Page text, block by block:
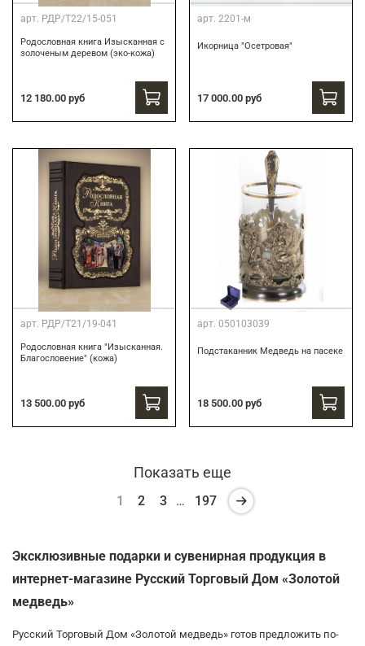
арт. РДР/Т22/15-051
Родословная книга Изысканная с
золоченым деревом (эко-кожа)
12 180.00 руб
арт. 2201-м
Икорница "Осетровая"
17 000.00 руб
арт. РДР/Т21/19-041
Родословная книга "Изысканная.
Благословение" (кожа)
13 500.00 руб
арт. 050103039
Подстаканник Медведь на пасеке
18 500.00 руб
Показать еще
1 2 3 … 197
Эксклюзивные подарки и сувенирная продукция в
интернет-магазине Русский Торговый Дом «Золотой
медведь»
Русский Торговый Дом «Золотой медведь» готов предложить по-